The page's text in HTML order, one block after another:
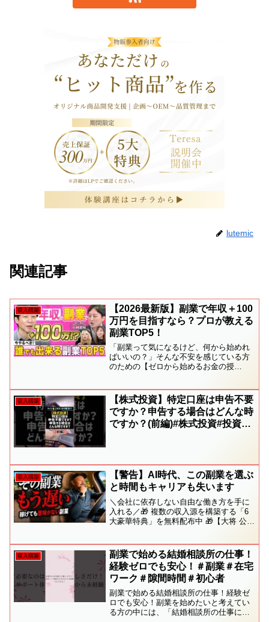
lutemic
関連記事
収入構築
【2026最新版】副業で年収＋100
万円を目指すなら？プロが教える
副業TOP5！
「副業って気になるけど、何から始めれ
ばいいの？」そんな不安を感じている方
のための【ゼロから始めるお金の授
の渡部建さん、そして、内田敦子さん、
湯上響花さんとともに、...
収入構築
【株式投資】特定口座は申告不要
ですか？申告する場合はどんな時
ですか？(前編)#株式投資#投資#
収入構築
【警告】AI時代、この副業を選ぶ
と時間もキャリアも失います
＼会社に依存しない自由な働き方を手に
入れる／🎁 複数の収入源を構築する「6
大豪華特典」を無料配布中 🎁【大将 公式
／🎁 副収入を作るための 6大特典...
収入構築
副業で始める結婚相談所の仕事！
経験ゼロでも安心！＃副業＃在宅
ワーク＃隙間時間＃初心者
副業で始める結婚相談所の仕事！経験ゼ
ロでも安心！副業を始めたいと考えてい
る方の中には、「結婚相談所の仕事に興